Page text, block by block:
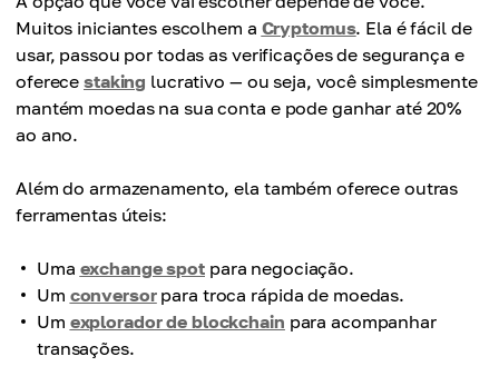
Muitos iniciantes escolhem a Cryptomus. Ela é fácil de
usar, passou por todas as verificações de segurança e
oferecestaking lucrativo — ou seja, você simplesmente
mantém moedas na sua conta e pode ganhar até 20%
ao ano.
Além do armazenamento, ela também oferece outras
ferramentas úteis:
Uma exchange spotpara negociação.
Um conversorpara troca rápida de moedas.
Um explorador de blockchain para acompanhar
transações.